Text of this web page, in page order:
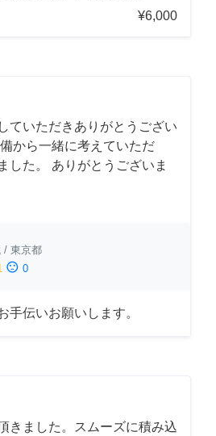
¥6,000
ていただきありがとうござい
から一緒に考えていただ
した。 ありがとうございま
/ 東京都
sentiment_dissatisfied 0
手伝いお願いします。
きました。スムーズに積み込